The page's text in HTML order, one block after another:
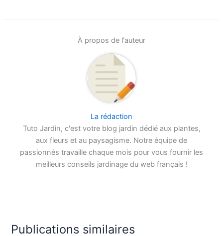
À propos de l'auteur
La rédaction
Tuto Jardin, c'est votre blog jardin dédié aux plantes,
aux fleurs et au paysagisme. Notre équipe de
passionnés travaille chaque mois pour vous fournir les
meilleurs conseils jardinage du web français !
Publications similaires